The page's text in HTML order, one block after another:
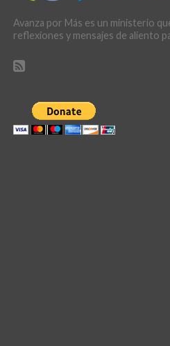
Avanza por Más es un ministerio
reflexiones y mensajes de aliento